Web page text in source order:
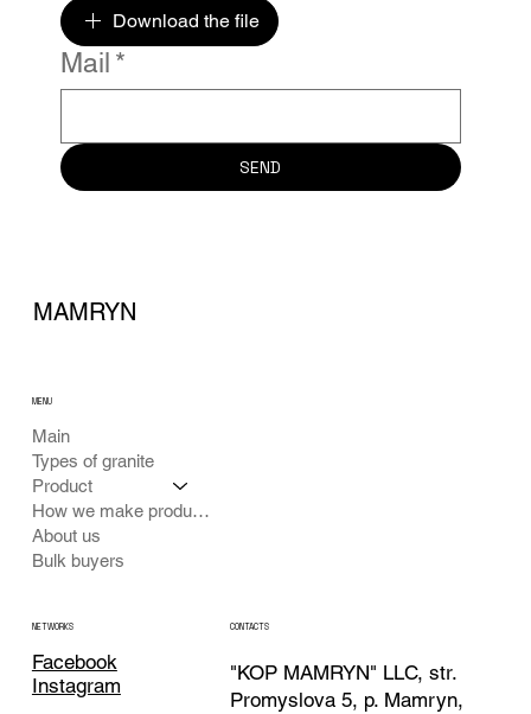
Download the file
Mail *
SEND
MAMRYN
Main
Types of granite
Product
How we make products
About us
Bulk buyers
MENU
NETWORKS
Facebook
Instagram
CONTACTS
"KOP MAMRYN" LLC, str.
Promyslova 5, p. Mamryn,